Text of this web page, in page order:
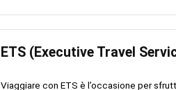
ETS (Executive Travel
Viaggiare con ETS è l’occasione per